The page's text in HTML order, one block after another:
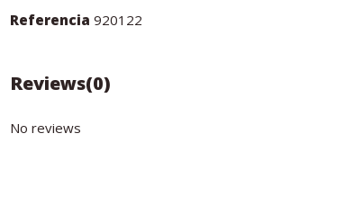
Referencia 920122
Reviews(0)
No reviews